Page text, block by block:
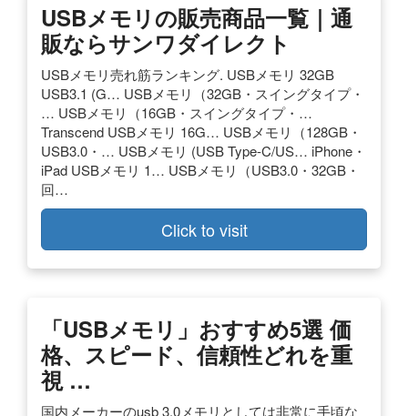
USBメモリの販売商品一覧｜通
販ならサンワダイレクト
USBメモリ売れ筋ランキング. USBメモリ 32GB
USB3.1 (G… USBメモリ（32GB・スイングタイプ・
… USBメモリ（16GB・スイングタイプ・…
Transcend USBメモリ 16G… USBメモリ（128GB・
USB3.0・… USBメモリ (USB Type-C/US… iPhone・
iPad USBメモリ 1… USBメモリ（USB3.0・32GB・
回…
Click to visit
「USBメモリ」おすすめ5選 価
格、スピード、信頼性どれを重
視 …
国内メーカーのusb 3.0メモリとしては非常に手頃な